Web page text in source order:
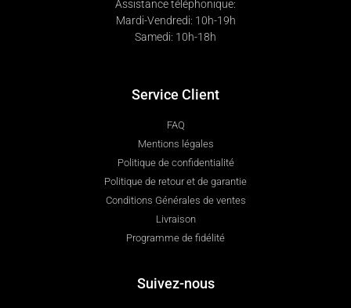
Assistance téléphonique:
Mardi-Vendredi: 10h-19h
Samedi: 10h-18h
Service Client
FAQ
Mentions légales
Politique de confidentialité
Politique de retour et de garantie
Conditions Générales de ventes
Livraison
Programme de fidélité
Suivez-nous